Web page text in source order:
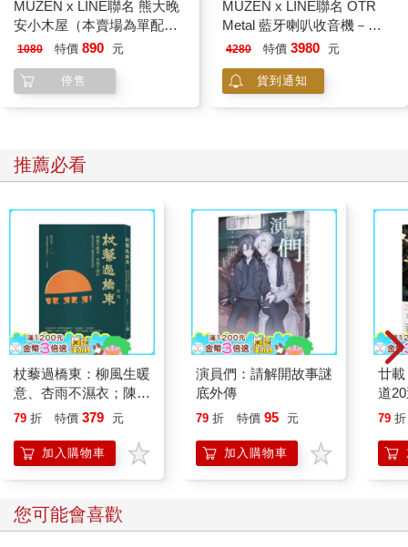
MUZEN x LINE聯名 熊大晚
安小木屋（本賣場為單配件
不含音響）
1080 特價 890 元
停售
MUZEN x LINE聯名 OTR
Metal 藍牙喇叭收音機－熊
大晚安珍藏版
4280 特價 3980 元
貨到通知
推薦必看
杖藜過橋東：柳風生暖
意、杏雨不濕衣；陳亮
恭談以心轉境的適齡漫
79 折 特價 379 元
加入購物車
演員們：請解開故事謎
底外傳
79 折 特價 95 元
加入購物車
廿
道
79 折
您可能會喜歡